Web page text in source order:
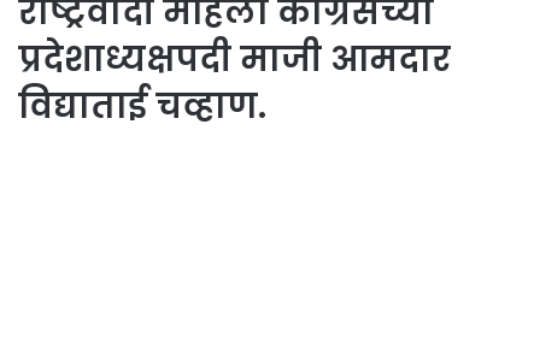
राष्ट्रवादी महिला काँग्रेसच्या
प्रदेशाध्यक्षपदी माजी आमदार
विद्याताई चव्हाण.